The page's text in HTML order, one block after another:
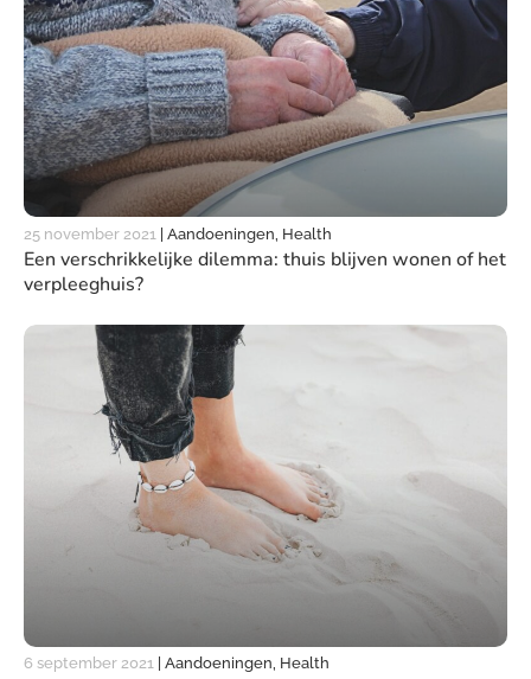
25 november 2021 Aandoeningen, Health
Een verschrikkelijke dilemma: thuis blijven wonen of het
verpleeghuis?
6 september 2021 Aandoeningen, Health